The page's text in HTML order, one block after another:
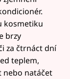
kosmetiku
brzy
za čtrnáct dní
teplem,
nebo natáčet